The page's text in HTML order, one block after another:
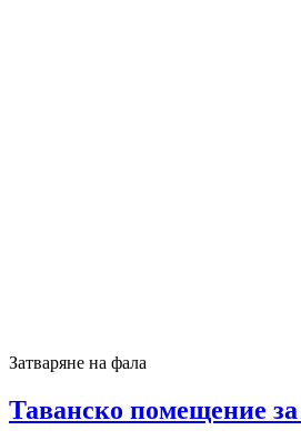
Затваряне на фала
Таванско помещение за